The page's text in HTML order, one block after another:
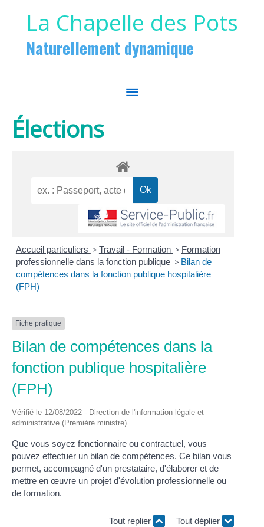
La Chapelle des Pots
Naturellement dynamique
MENU
Élections
Accueil particuliers > Travail - Formation > Formation
professionnelle dans la fonction publique > Bilan de
compétences dans la fonction publique hospitalière
(FPH)
Fiche pratique
Bilan de compétences dans la
fonction publique hospitalière
(FPH)
Vérifié le 12/08/2022 - Direction de l'information légale et
administrative (Première ministre)
Que vous soyez fonctionnaire ou contractuel, vous
pouvez effectuer un bilan de compétences. Ce bilan vous
permet, accompagné d'un prestataire, d'élaborer et de
mettre en œuvre un projet d'évolution professionnelle ou
de formation.
Tout replier Tout déplier